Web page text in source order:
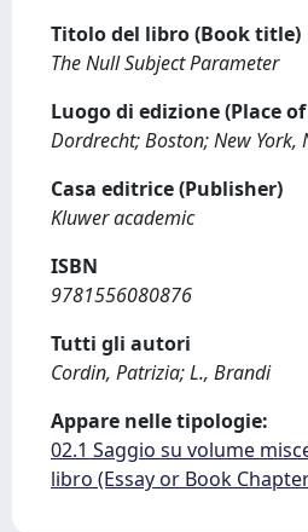
Titolo del libro (Book title)
The Null Subject Parameter
Luogo di edizione (Place
Dordrecht; Boston; New York,
Casa editrice (Publisher)
Kluwer academic
ISBN
9781556080876
Tutti gli autori
Cordin, Patrizia; L., Brandi
Appare nelle tipologie:
02.1 Saggio su volume
libro (Essay or Book